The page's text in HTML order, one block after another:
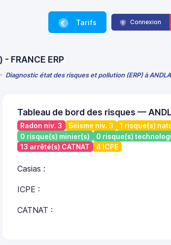
Tarifs Connexion
FRANCE ERP
Diagnostic état des risques et pollution (ERP) à
Tableau de bord des risques —
Radon niv. 3 Séisme niv. 3
1 risque(s)
0 risque(s) minier(s)
0 risque(s)
13 arrêté(s) CATNAT
4 ICPE
Casias :
ICPE :
CATNAT :